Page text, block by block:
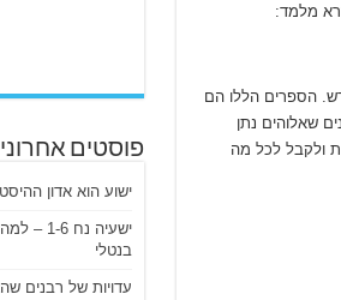
מלמד:
הספרים הללו הם
שאלוהים נתן
ולקבל לכל מה
פוסטים
ישוע הוא אדון
ישעיה
בנטלי
עדויות של רבנים